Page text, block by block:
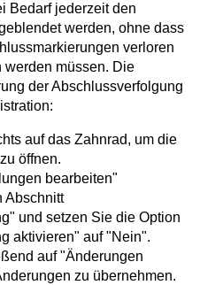
Bedarf jederzeit den
werden, ohne dass
verloren
werden müssen. Die
der Abschlussverfolgung
auf das Zahnrad, um die
öffnen.
bearbeiten"
Abschnitt
und setzen Sie die Option
aktivieren" auf "Nein".
auf "Änderungen
zu übernehmen.